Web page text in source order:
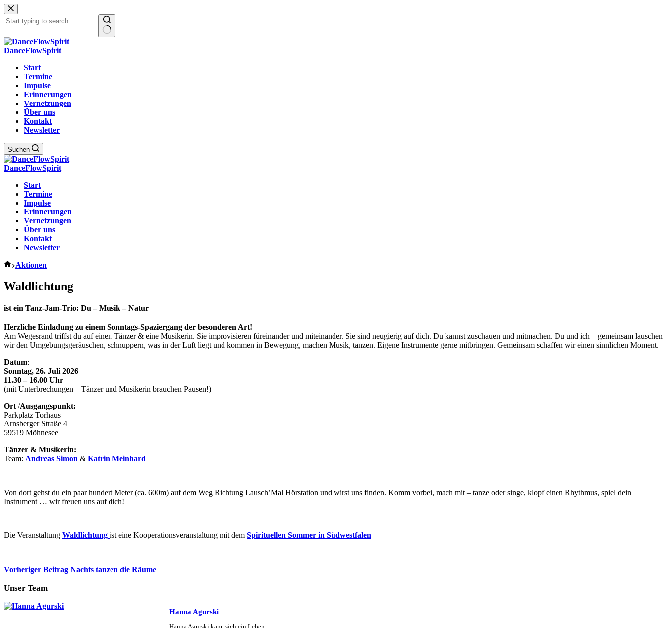
Zum
Inhalt
springen
Keine
Ergebnisse
DanceFlowSpirit
Start
Termine
Impulse
Erinnerungen
Vernetzungen
Über uns
Kontakt
Newsletter
Suchen
DanceFlowSpirit
Start
Termine
Impulse
Erinnerungen
Vernetzungen
Über uns
Kontakt
Newsletter
Start
Aktionen
Waldlichtung
ist ein Tanz-Jam-Trio: Du – Musik – Natur
Herzliche Einladung zu einem Sonntags-Spaziergang der besonderen Art!
Am Wegesrand triffst du auf einen Tänzer & eine Musikerin. Sie improvisieren füreinander und miteinander. Sie sind neugierig auf dich. Du kannst zuschauen und mitmachen. Du und ich – gemeinsam lauschen
wir den Umgebungsgeräuschen, schnuppern, was in der Luft liegt und kommen in Bewegung, machen Musik, tanzen. Eigene Instrumente gerne mitbringen. Gemeinsam schaffen wir einen sinnlichen Moment.
Datum:
Sonntag, 26. Juli 2026
11.30 – 16.00 Uhr
(mit Unterbrechungen – Tänzer und Musikerin brauchen Pausen!)
Ort/Ausgangspunkt:
Parkplatz Torhaus
Arnsberger Straße 4
59519 Möhnesee
Tänzer & Musikerin:
Team: Andreas Simon & Katrin Meinhard
Von dort gehst du ein paar hundert Meter (ca. 600m) auf dem Weg Richtung Lausch’Mal Hörstation und wirst uns finden. Komm vorbei, mach mit – tanze oder singe, klopf einen Rhythmus, spiel dein
Instrument … wir freuen uns auf dich!
Die Veranstaltung Waldlichtung ist eine Kooperationsveranstaltung mit dem Spirituellen Sommer in Südwestfalen
Vorheriger Beitrag Nachts tanzen die Räume
Unser Team
Hanna Agurski
Hanna Agurski kann sich ein Leben…